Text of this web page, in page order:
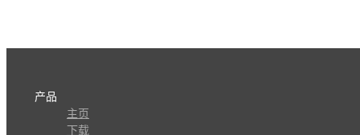
产品
主页
下载